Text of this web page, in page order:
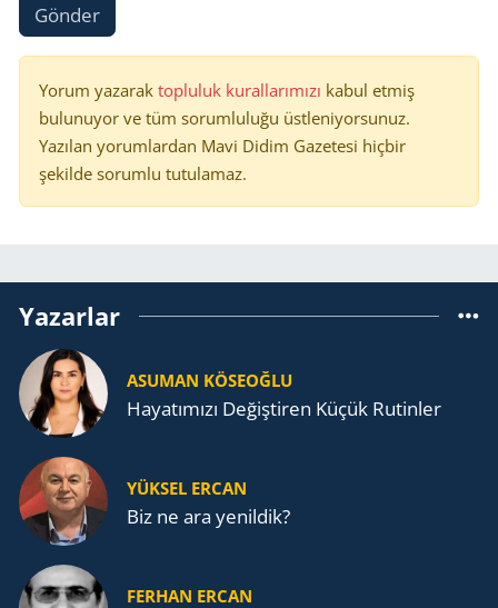
Gönder
Yorum yazarak topluluk kurallarımızı kabul etmiş
bulunuyor ve tüm sorumluluğu üstleniyorsunuz.
Yazılan yorumlardan Mavi Didim Gazetesi hiçbir
şekilde sorumlu tutulamaz.
Yazarlar
ASUMAN KÖSEOĞLU
Ha­ya­tı­mı­zı De­ğiş­ti­ren Küçük Ru­tin­ler
YÜKSEL ERCAN
Biz ne ara yenildik?
FERHAN ERCAN